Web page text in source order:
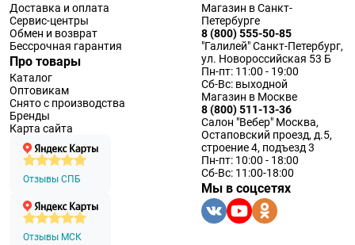
Доставка и оплата
Сервис-центры
Обмен и возврат
Бессрочная гарантия
Про товары
Каталог
Оптовикам
Снято с производства
Бренды
Карта сайта
Отзывы СПБ
Отзывы МСК
Магазин в Санкт-
Петербурге
8 (800) 555-50-85
"Галилей" Санкт-Петербург,
ул. Новороссийская 53 Б
Пн-пт: 11:00 - 19:00
Сб-Вс: выходной
Магазин в Москве
8 (800) 511-13-36
Салон "Вебер" Москва,
Остаповский проезд, д.5,
строение 4, подъезд 3
Пн-пт: 10:00 - 18:00
Сб-Вс: 11:00-18:00
Мы в соцсетях